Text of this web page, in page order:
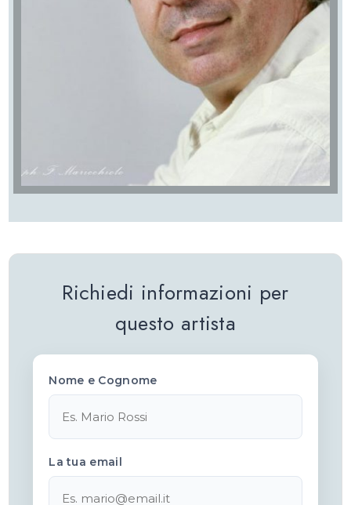
Richiedi informazioni per
questo artista
Nome e Cognome
La tua email